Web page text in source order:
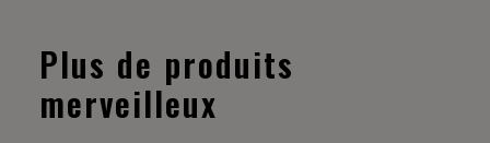
Plus de produits
merveilleux